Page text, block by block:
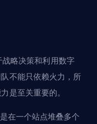
略决策和利用数字
不能只依赖火力，所
是至关重要的。
在一个站点堆叠多个